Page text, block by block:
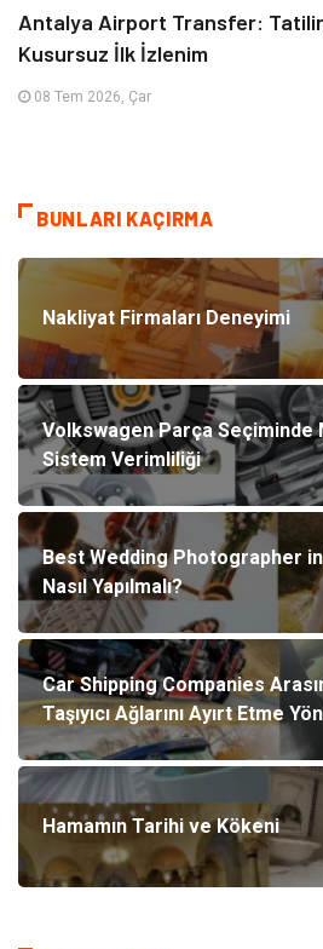
Antalya Airport Transfer:
Kusursuz İlk İzlenim
08 Tem 2026, Çar
BUNLARI KAÇIRMA
Nakliyat Firmaları Deneyimi
Volkswagen Parça Seçiminde
Sistem Verimliliği
Best Wedding Photographer
Nasıl Yapılmalı?
Car Shipping Companies
Taşıyıcı Ağlarını Ayırt Etme
Hamamın Tarihi ve Kökeni